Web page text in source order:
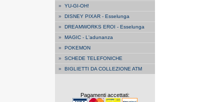
» YU-GI-OH!
» DISNEY PIXAR - Esselunga
» DREAMWORKS EROI - Esselunga
» MAGIC - L'adunanza
» POKEMON
» SCHEDE TELEFONICHE
» BIGLIETTI DA COLLEZIONE ATM
Pagamenti accettati: